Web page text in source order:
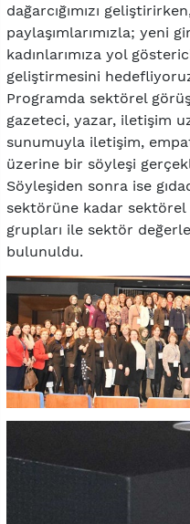
dağarcığımızı
paylaşımlarımızla; yeni
kadınlarımıza yol
geliştirmesini
Programda sektörel
gazeteci, yazar, iletişim
sunumuyla iletişim,
üzerine bir söyleşi
Söyleşiden sonra ise
sektörüne kadar sektörel
grupları ile sektör
bulunuldu.